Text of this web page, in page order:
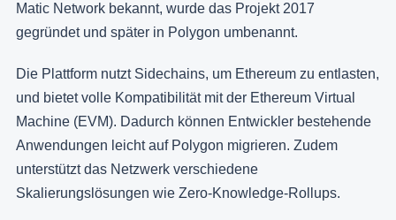
Matic Network bekannt, wurde das Projekt 2017
gegründet und später in Polygon umbenannt.
Die Plattform nutzt Sidechains, um Ethereum zu entlasten,
und bietet volle Kompatibilität mit der Ethereum Virtual
Machine (EVM). Dadurch können Entwickler bestehende
Anwendungen leicht auf Polygon migrieren. Zudem
unterstützt das Netzwerk verschiedene
Skalierungslösungen wie Zero-Knowledge-Rollups.